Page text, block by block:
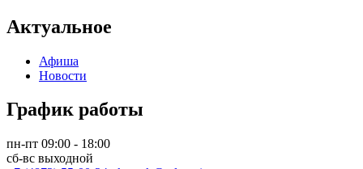
Актуальное
Афиша
Новости
График работы
пн-пт 09:00 - 18:00
сб-вс выходной